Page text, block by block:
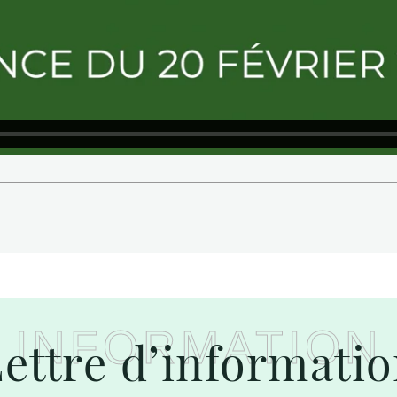
INFORMATION